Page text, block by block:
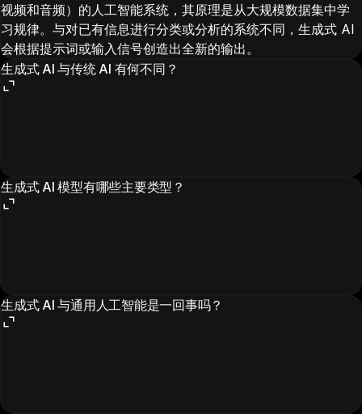
视频和音频）的人工智能系统，其原理是从大规模数据集中学
习规律。与对已有信息进行分类或分析的系统不同，生成式 AI
会根据提示词或输入信号创造出全新的输出。
生成式 AI 与传统 AI 有何不同？
生成式 AI 模型有哪些主要类型？
生成式 AI 与通用人工智能是一回事吗？